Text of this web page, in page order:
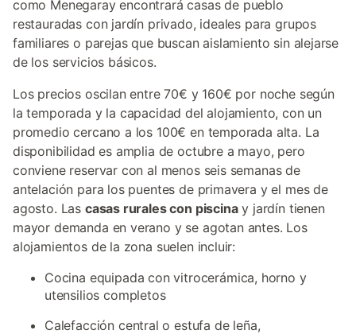
como Menegaray encontrará casas de pueblo
restauradas con jardín privado, ideales para grupos
familiares o parejas que buscan aislamiento sin alejarse
de los servicios básicos.
Los precios oscilan entre 70€ y 160€ por noche según
la temporada y la capacidad del alojamiento, con un
promedio cercano a los 100€ en temporada alta. La
disponibilidad es amplia de octubre a mayo, pero
conviene reservar con al menos seis semanas de
antelación para los puentes de primavera y el mes de
agosto. Las casas rurales con piscinay jardín tienen
mayor demanda en verano y se agotan antes. Los
alojamientos de la zona suelen incluir:
Cocina equipada con vitrocerámica, horno y
utensilios completos
Calefacción central o estufa de leña,